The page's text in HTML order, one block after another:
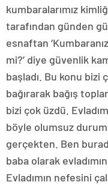
kumbaralarımız
tarafından günden
esnaftan
mi?’ diye güvenlik
başladı. Bu konu bizi
bağırarak bağış
bizi çok üzdü.
böyle olumsuz
gerçekten. Ben
baba olarak
Evladımın nefesini